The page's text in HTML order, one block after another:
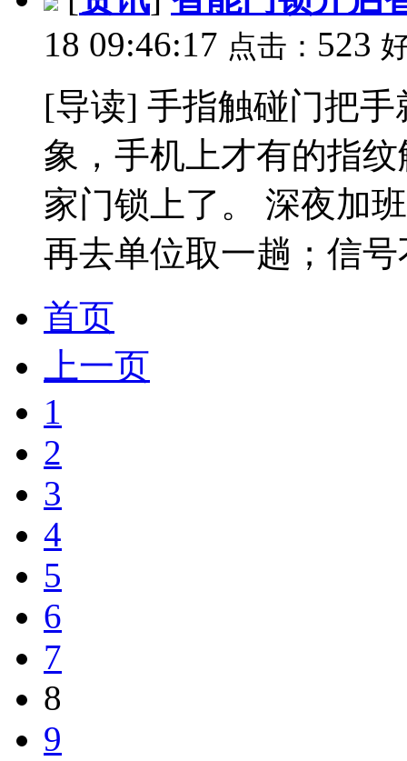
18 09:46:17 点击： 523
[导读] 手指触碰门把
象，手机上才有的指
家门锁上了。 深夜加
再去单位取一趟；信号
首页
上一页
1
2
3
4
5
6
7
8
9